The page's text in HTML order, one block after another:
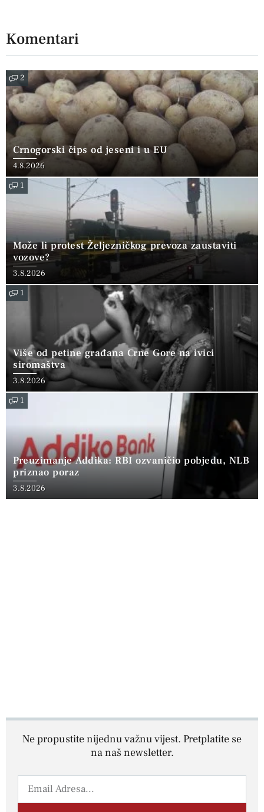
Komentari
2
Crnogorski čips od jeseni i u EU
4.8.2026
1
Može li protest Željezničkog prevoza zaustaviti
vozove?
3.8.2026
1
Više od petine građana Crne Gore na ivici
siromaštva
3.8.2026
1
Preuzimanje Addika: RBI ozvaničio pobjedu, NLB
priznao poraz
3.8.2026
Ne propustite nijednu važnu vijest. Pretplatite se
na naš newsletter.